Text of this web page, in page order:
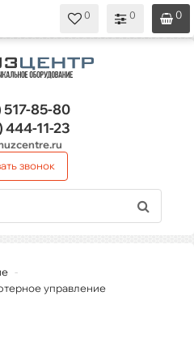
0
0
0
517-85-80
444-11-23
звонок
управление